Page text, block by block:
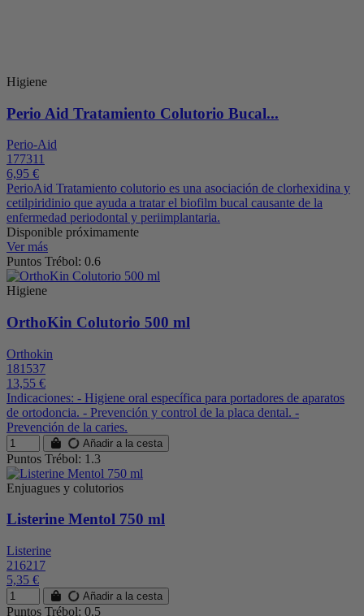
Higiene
Perio Aid Tratamiento Colutorio Bucal...
Perio-Aid
177311
6,95 €
PerioAid Tratamiento colutorio es una asociación de clorhexidina y
cetilpiridinio que ayuda a tratar el biofilm bucal causante de la
enfermedad periodontal y periimplantaria.
Disponible próximamente
Ver más
Puntos Trébol: 0.6
Higiene
OrthoKin Colutorio 500 ml
Orthokin
181537
13,55 €
Indicaciones: - Higiene oral específica para portadores de aparatos
de ortodoncia. - Prevención y control de la placa dental. -
Prevención de la caries.
Añadir a la cesta
Puntos Trébol: 1.3
Enjuagues y colutorios
Listerine Mentol 750 ml
Listerine
216217
5,35 €
Añadir a la cesta
Puntos Trébol: 0.5